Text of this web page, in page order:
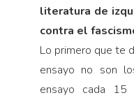
literatura de
contra el
Lo primero que te
ensayo no son
ensayo cada